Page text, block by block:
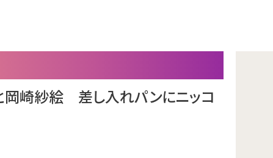
岡崎紗絵 差し入れパンにニッコ